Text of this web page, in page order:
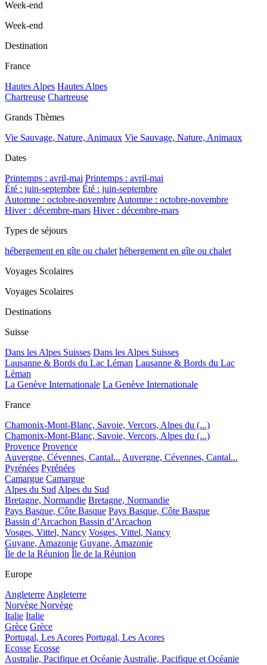
Week-end
Week-end
Destination
France
Hautes Alpes Hautes Alpes
Chartreuse Chartreuse
Grands Thèmes
Vie Sauvage, Nature, Animaux Vie Sauvage, Nature, Animaux
Dates
Printemps : avril-mai Printemps : avril-mai
Été : juin-septembre Été : juin-septembre
Automne : octobre-novembreAutomne : octobre-novembre
Hiver : décembre-mars Hiver : décembre-mars
Types de séjours
hébergement en gîte ou chalet hébergement en gîte ou chalet
Voyages Scolaires
Voyages Scolaires
Destinations
Suisse
Dans les Alpes Suisses Dans les Alpes Suisses
Lausanne & Bords du Lac Léman Lausanne & Bords du Lac
Léman
La Genève Internationale La Genève Internationale
France
Chamonix-Mont-Blanc, Savoie, Vercors, Alpes du (...)
Chamonix-Mont-Blanc, Savoie, Vercors, Alpes du (...)
Provence Provence
Auvergne, Cévennes, Cantal... Auvergne, Cévennes, Cantal...
Pyrénées Pyrénées
Camargue Camargue
Alpes du SudAlpes du Sud
Bretagne, Normandie Bretagne, Normandie
Pays Basque, Côte Basque Pays Basque, Côte Basque
Bassin d’Arcachon Bassin d’Arcachon
Vosges, Vittel, Nancy Vosges, Vittel, Nancy
Guyane, Amazonie Guyane, Amazonie
Île de la Réunion Île de la Réunion
Europe
AngleterreAngleterre
Norvège Norvège
Italie Italie
Grèce Grèce
Portugal, Les Acores Portugal, Les Acores
Ecosse Ecosse
Australie, Pacifique et OcéanieAustralie, Pacifique et Océanie